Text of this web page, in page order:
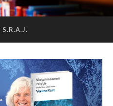
S.R.A.J.